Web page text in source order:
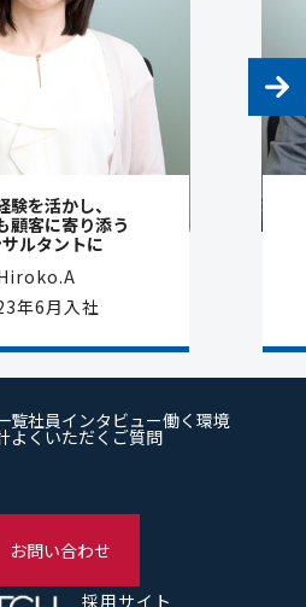
験を活かし、
顧客に寄り添う
ルタントに
年6月入社
覧社員インタビュー働く環境
よくいただくご質問
採用サイト
お問い合わせ